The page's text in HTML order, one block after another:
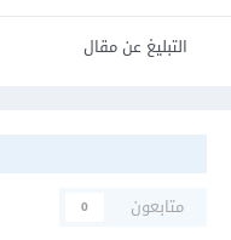
التبليغ عن مقال
متابعون
0